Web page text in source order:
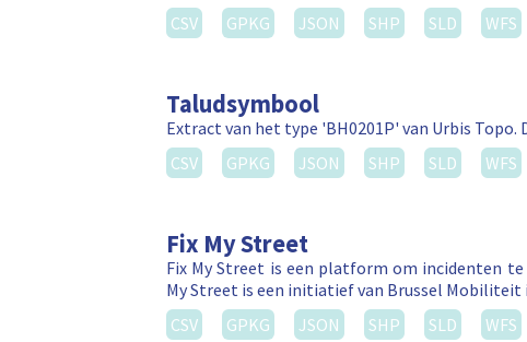
CSV
GPKG JSON SHP SLD WFS
Taludsymbool
Extract van het type 'BH0201P' van Urbis
CSV
GPKG JSON SHP SLD WFS
Fix My Street
Fix My Street is een platform om incidenten
My Street is een initiatief van Brussel
CSV
GPKG JSON SHP SLD WFS